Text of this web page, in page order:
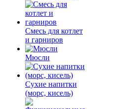
Смесь для котлет
и гарниров
Мюсли
Сухие напитки
(морс, кисель)